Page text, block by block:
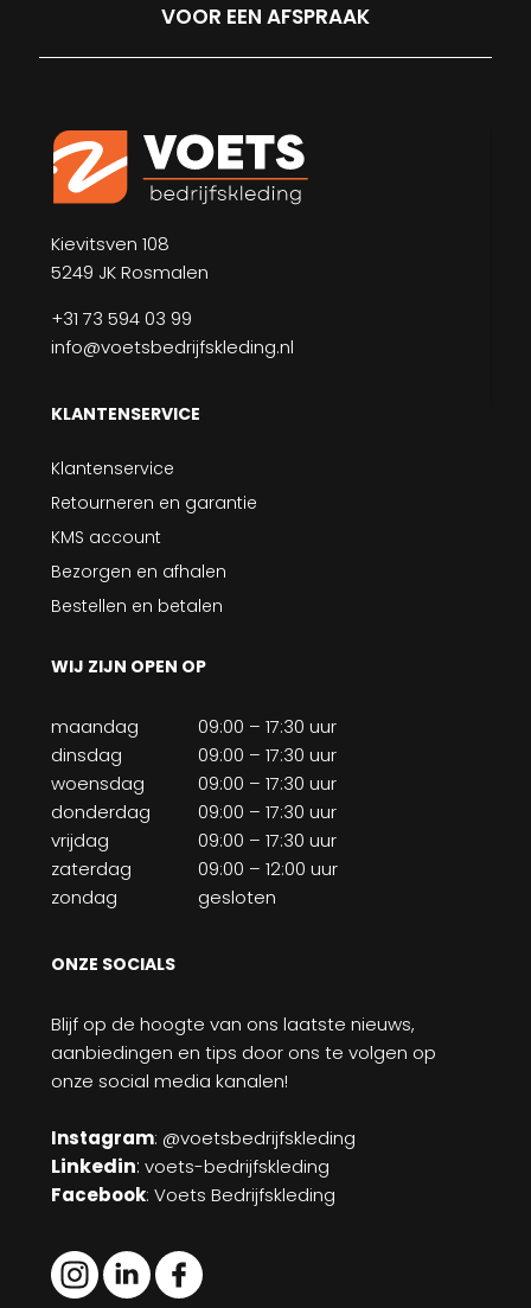
VOOR EEN AFSPRAAK
Kievitsven 108
5249 JK Rosmalen
+31 73 594 03 99
info@voetsbedrijfskleding.nl
KLANTENSERVICE
Klantenservice
Retourneren en garantie
KMS account
Bezorgen en afhalen
Bestellen en betalen
WIJ ZIJN OPEN OP
maandag
09:00 – 17:30 uur
dinsdag
09:00 – 17:30 uur
woensdag
09:00 – 17:30 uur
donderdag
09:00 – 17:30 uur
vrijdag
09:00 – 17:30 uur
zaterdag
09:00 – 12:00 uur
zondag
gesloten
ONZE SOCIALS
Blijf op de hoogte van ons laatste nieuws,
aanbiedingen en tips door ons te volgen op
onze social media kanalen!
Instagram: @voetsbedrijfskleding
Linkedin: voets-bedrijfskleding
Facebook: Voets Bedrijfskleding